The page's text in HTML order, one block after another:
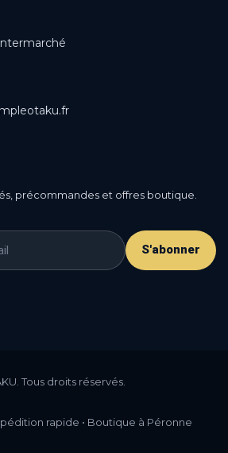
AN Cookie Popup.
précommandes et offres boutique.
S'abonner
Tous droits réservés.
rapide • Boutique à Péronne